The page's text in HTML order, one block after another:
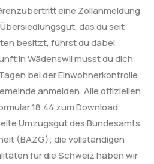
eine Zollanmeldung
das du seit
besitzt, führst du dabei
in Wädenswil musst du dich
bei der Einwohnerkontrolle
anmelden. Alle offiziellen
18.44 zum Download
Umzugsgut des Bundesamts
(BAZG); die vollständigen
für die Schweiz haben wir